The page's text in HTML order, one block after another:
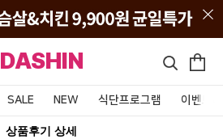
DASHIN
SALE NEW 식단프로그램 이벤트&
상품후기 상세